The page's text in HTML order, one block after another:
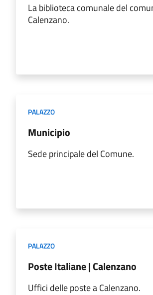
La biblioteca comunale del
Calenzano.
PALAZZO
Municipio
Sede principale del Comune.
PALAZZO
Poste Italiane | Calenzano
Uffici delle poste a Calenzano.